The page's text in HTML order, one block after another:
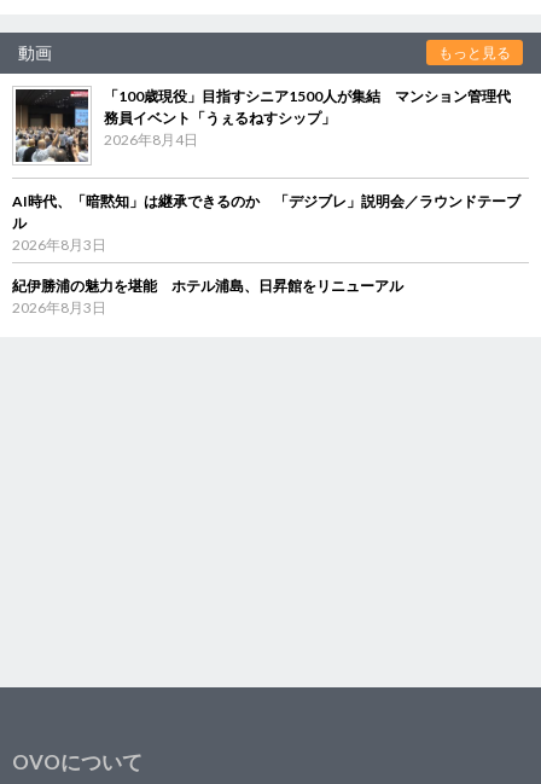
動画 もっと見る
「100歳現役」目指すシニア1500人が集結 マンション管理代
務員イベント「うぇるねすシップ」
2026年8月4日
AI時代、「暗黙知」は継承できるのか 「デジブレ」説明会／ラウンドテーブ
ル
2026年8月3日
紀伊勝浦の魅力を堪能 ホテル浦島、日昇館をリニューアル
2026年8月3日
OVOについて